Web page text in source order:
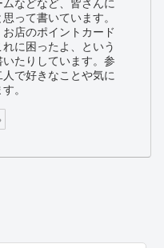
などなど、皆さんに
って書いています。
店のポイントカード
に困ったよ、という
たりしています。参
で好きなことや気に
。